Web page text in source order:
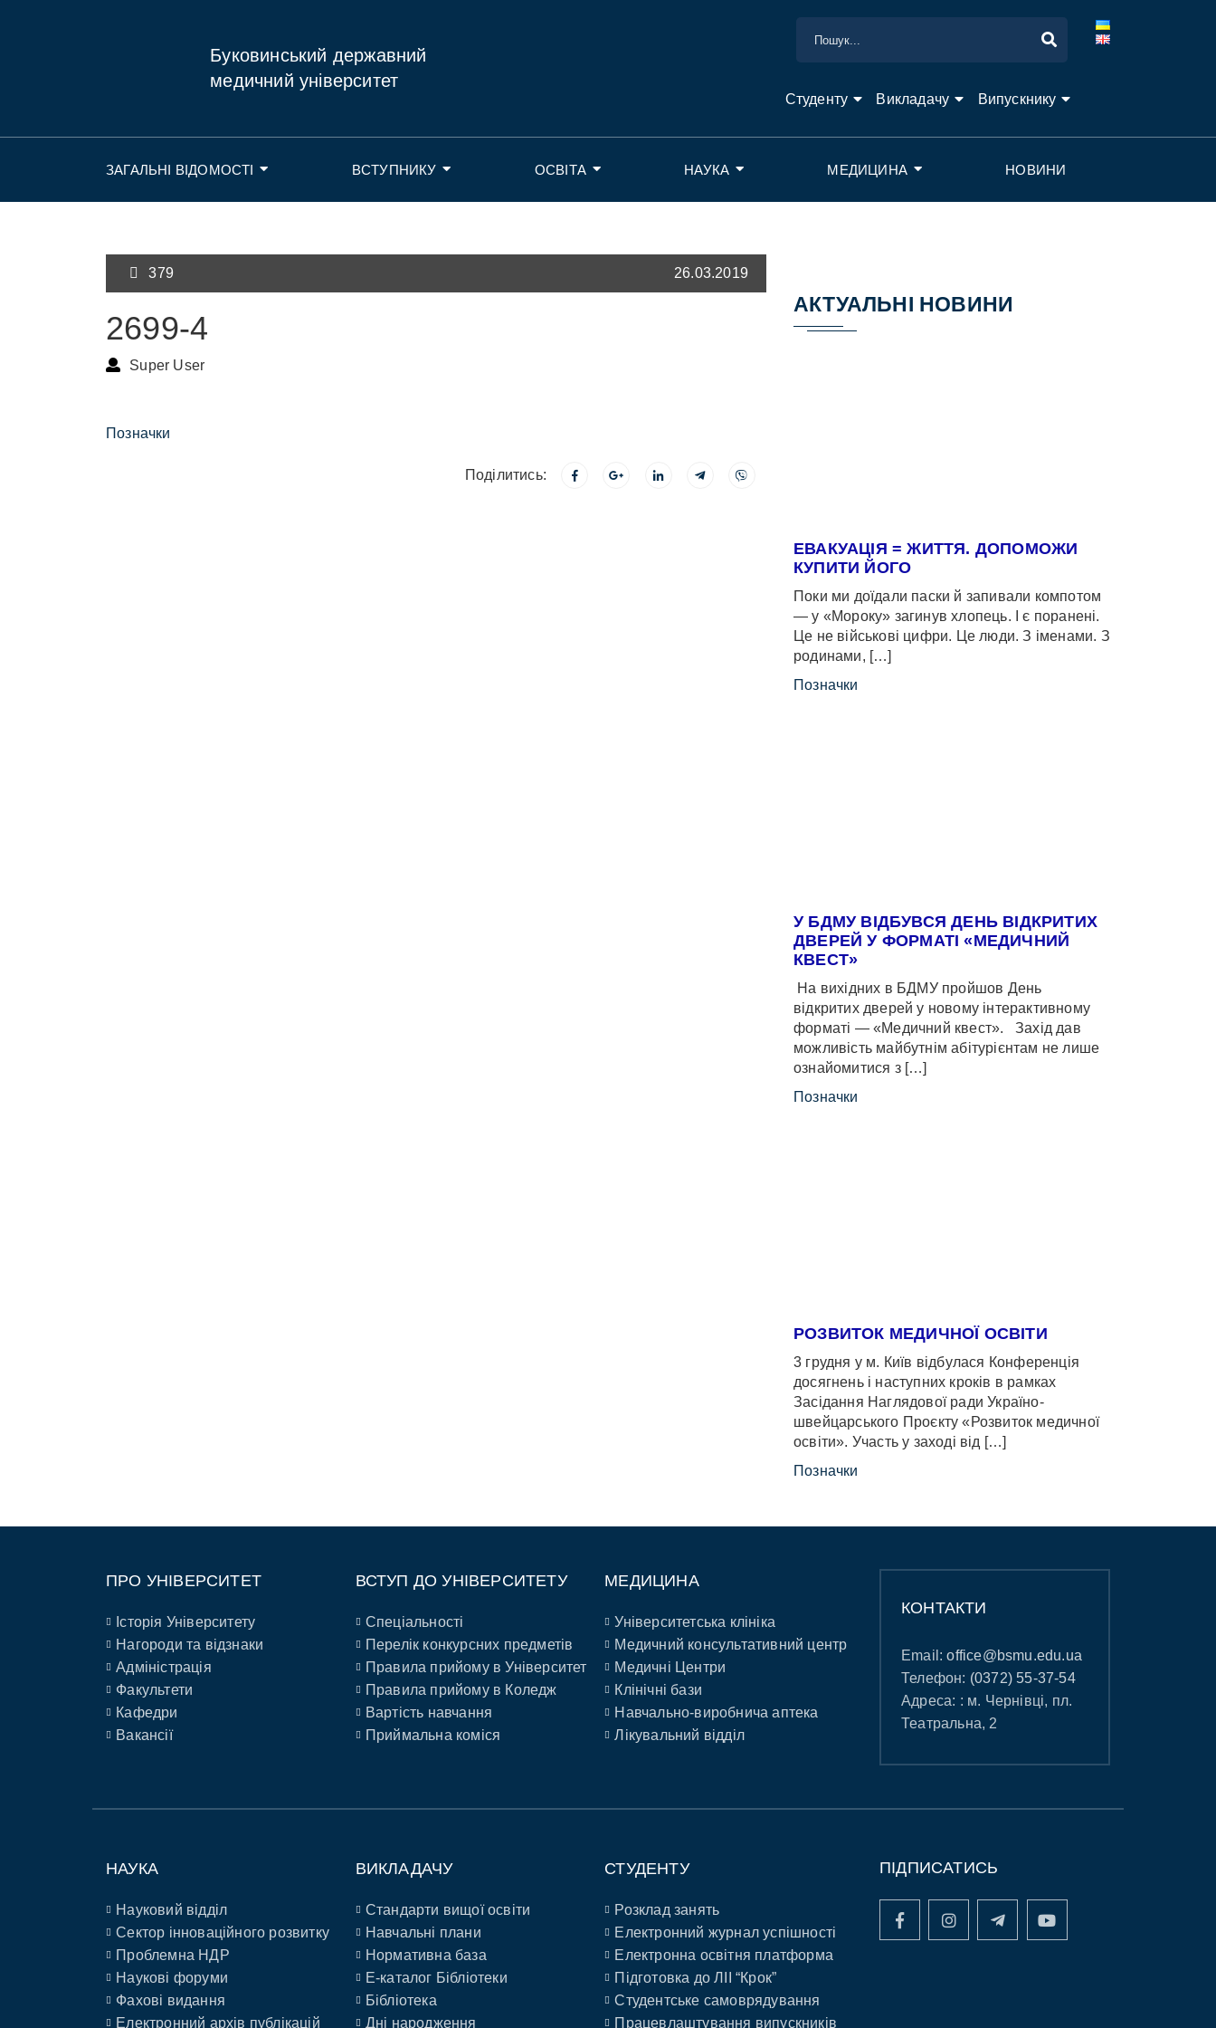
Буковинський державний
медичний університет
Студенту Викладачу Випускнику
ЗАГАЛЬНІ ВІДОМОСТІ ВСТУПНИКУ ОСВІТА НАУКА МЕДИЦИНА НОВИНИ
379 26.03.2019
2699-4
Super User
Позначки
Поділитись:
АКТУАЛЬНІ НОВИНИ
ЕВАКУАЦІЯ = ЖИТТЯ. ДОПОМОЖИ
КУПИТИ ЙОГО
Поки ми доїдали паски й запивали компотом
— у «Мороку» загинув хлопець. І є поранені.
Це не військові цифри. Це люди. З іменами. З
родинами, […]
Позначки
У БДМУ ВІДБУВСЯ ДЕНЬ ВІДКРИТИХ
ДВЕРЕЙ У ФОРМАТІ «МЕДИЧНИЙ
КВЕСТ»
На вихідних в БДМУ пройшов День
відкритих дверей у новому інтерактивному
форматі — «Медичний квест». Захід дав
можливість майбутнім абітурієнтам не лише
ознайомитися з […]
Позначки
РОЗВИТОК МЕДИЧНОЇ ОСВІТИ
3 грудня у м. Київ відбулася Конференція
досягнень і наступних кроків в рамках
Засідання Наглядової ради Україно-
швейцарського Проєкту «Розвиток медичної
освіти». Участь у заході від […]
Позначки
ПРО УНІВЕРСИТЕТ
Історія Університету
Нагороди та відзнаки
Адміністрація
Факультети
Кафедри
Вакансії
ВСТУП ДО УНІВЕРСИТЕТУ
Спеціальності
Перелік конкурсних предметів
Правила прийому в Університет
Правила прийому в Коледж
Вартість навчання
Приймальна коміся
МЕДИЦИНА
Університетська клініка
Медичний консультативний центр
Медичні Центри
Клінічні бази
Навчально-виробнича аптека
Лікувальний відділ
КОНТАКТИ
Email:office@bsmu.edu.ua
Телефон: (0372) 55-37-54
Адреса: : м. Чернівці, пл.
Театральна, 2
НАУКА
Науковий відділ
Сектор інноваційного розвитку
Проблемна НДР
Наукові форуми
Фахові видання
Електронний архів публікацій
ВИКЛАДАЧУ
Стандарти вищої освіти
Навчальні плани
Нормативна база
E-каталог Бібліотеки
Бібліотека
Дні народження
СТУДЕНТУ
Розклад занять
Електронний журнал успішності
Електронна освітня платформа
Підготовка до ЛІІ “Крок”
Студентське самоврядування
Працевлаштування випускників
ПІДПИСАТИСЬ